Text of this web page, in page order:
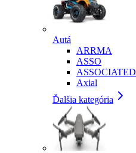
Autá
ARRMA
ASSO
ASSOCIATED
Axial
Ďalšia kategória